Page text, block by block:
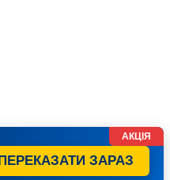
ПЕРЕКАЗАТИ ЗАРАЗ
АКЦІЯ